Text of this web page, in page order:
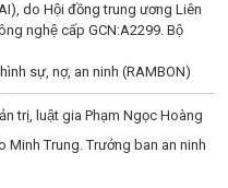
do Hội đồng trung ương Liên
nghệ cấp GCN:A2299. Bộ
sự, nợ, an ninh (RAMBON)
trị, luật gia Phạm Ngọc Hoàng
Minh Trung. Trưởng ban an ninh